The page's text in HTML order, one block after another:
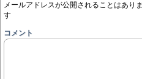
メールアドレスが公開されることはありま
す
コメント